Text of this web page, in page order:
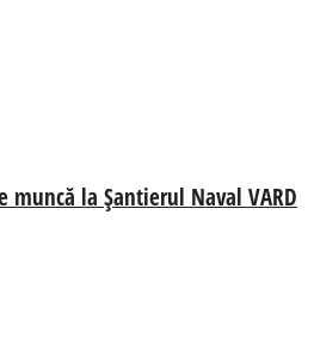
muncă la Șantierul Naval VARD